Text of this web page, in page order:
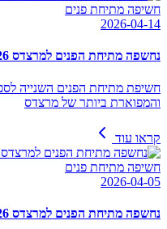
חשיפה מתיחת פנים
2026-04-14
נחשפה מתיחת הפנים למרצדס EQS 2026
חשיפת מתיחת הפנים השנייה
והמפוארת ביותר של מרצדס
קראו עוד
חשיפה מתיחת פנים
2026-04-05
נחשפה מתיחת הפנים למרצדס GLS 2026